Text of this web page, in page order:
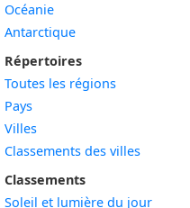
Océanie
Antarctique
Répertoires
Toutes les régions
Pays
Villes
Classements des villes
Classements
Soleil et lumière du jour